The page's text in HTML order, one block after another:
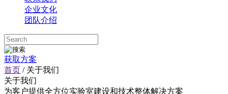
企业文化
团队介绍
获取方案
首页 / 关于我们
关于我们
为客户提供全方位实验室建设和技术整体解决方案